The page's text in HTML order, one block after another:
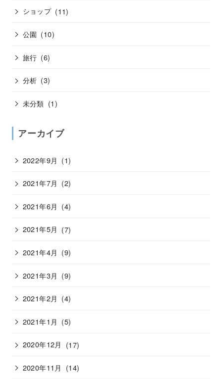
ショップ (11)
公園 (10)
旅行 (6)
分析 (3)
未分類 (1)
アーカイブ
2022年9月 (1)
2021年7月 (2)
2021年6月 (4)
2021年5月 (7)
2021年4月 (9)
2021年3月 (9)
2021年2月 (4)
2021年1月 (5)
2020年12月 (17)
2020年11月 (14)